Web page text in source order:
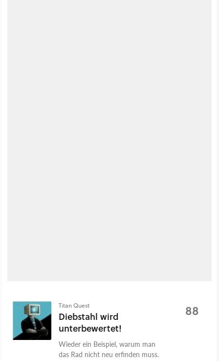
Titan Quest
Diebstahl wird
unterbewertet!
Wieder ein Beispiel, warum man
das Rad nicht neu erfinden muss.
88